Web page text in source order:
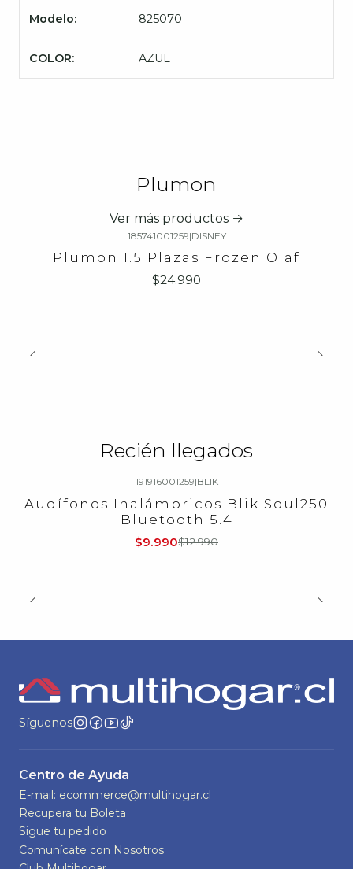
Modelo: 825070
COLOR: AZUL
Plumon
Ver más productos
185741001259|DISNEY
Plumon 1.5 Plazas Frozen Olaf
$24.990
Recién llegados
-23%OFF
191916001259|BLIK
Audífonos Inalámbricos Blik Soul250
Bluetooth 5.4
$9.990$12.990
Síguenos
Centro de Ayuda
E-mail: ecommerce@multihogar.cl
Recupera tu Boleta
Sigue tu pedido
Comunícate con Nosotros